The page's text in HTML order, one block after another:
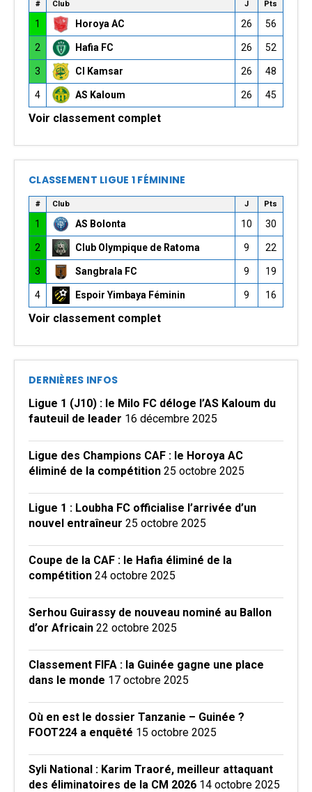
# Club J Pts
1 Horoya AC 26 56
2 Hafia FC 26 52
3 CI Kamsar 26 48
4 AS Kaloum 26 45
Voir classement complet
CLASSEMENT LIGUE 1 FÉMININE
# Club J Pts
1 AS Bolonta 10 30
2 Club Olympique de Ratoma 9 22
3 Sangbrala FC 9 19
4 Espoir Yimbaya Féminin 9 16
Voir classement complet
DERNIÈRES INFOS
Ligue 1 (J10) : le Milo FC déloge l’AS Kaloum du
fauteuil de leader 16 décembre 2025
Ligue des Champions CAF : le Horoya AC
éliminé de la compétition 25 octobre 2025
Ligue 1 : Loubha FC officialise l’arrivée d’un
nouvel entraîneur 25 octobre 2025
Coupe de la CAF : le Hafia éliminé de la
compétition 24 octobre 2025
Serhou Guirassy de nouveau nominé au Ballon
d’or Africain 22 octobre 2025
Classement FIFA : la Guinée gagne une place
dans le monde 17 octobre 2025
Où en est le dossier Tanzanie – Guinée ?
FOOT224 a enquêté 15 octobre 2025
Syli National : Karim Traoré, meilleur attaquant
des éliminatoires de la CM 2026 14 octobre 2025